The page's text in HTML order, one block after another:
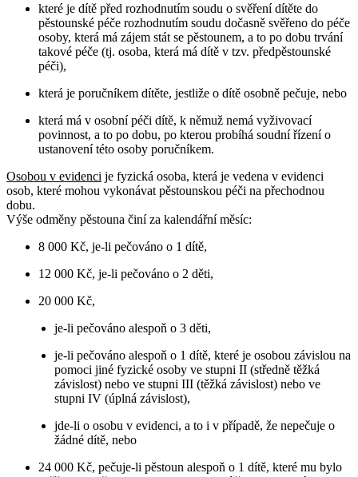
které je dítě před rozhodnutím soudu o svěření dítěte do
pěstounské péče rozhodnutím soudu dočasně svěřeno do péče
osoby, která má zájem stát se pěstounem, a to po dobu trvání
takové péče (tj. osoba, která má dítě v tzv. předpěstounské
péči),
která je poručníkem dítěte, jestliže o dítě osobně pečuje, nebo
která má v osobní péči dítě, k němuž nemá vyživovací
povinnost, a to po dobu, po kterou probíhá soudní řízení o
ustanovení této osoby poručníkem.
Osobou v evidenci je fyzická osoba, která je vedena v evidenci
osob, které mohou vykonávat pěstounskou péči na přechodnou
dobu.
Výše odměny pěstouna činí za kalendářní měsíc:
8 000 Kč, je-li pečováno o 1 dítě,
12 000 Kč, je-li pečováno o 2 děti,
20 000 Kč,
je-li pečováno alespoň o 3 děti,
je-li pečováno alespoň o 1 dítě, které je osobou závislou na
pomoci jiné fyzické osoby ve stupni II (středně těžká
závislost) nebo ve stupni III (těžká závislost) nebo ve
stupni IV (úplná závislost),
jde-li o osobu v evidenci, a to i v případě, že nepečuje o
žádné dítě, nebo
24 000 Kč, pečuje-li pěstoun alespoň o 1 dítě, které mu bylo